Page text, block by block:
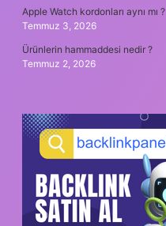
Apple Watch kordonları aynı mı ?
Temmuz 3, 2026
Ürünlerin hammaddesi nedir ?
Temmuz 2, 2026